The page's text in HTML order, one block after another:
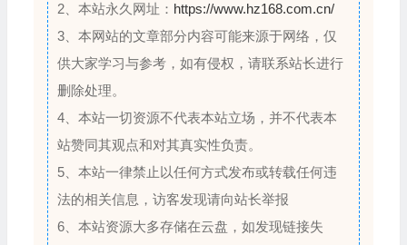
2、本站永久网址： https://www.hz168.com.cn/
3、本网站的文章部分内容可能来源于网络，仅
供大家学习与参考，如有侵权，请联系站长进行
删除处理。
4、本站一切资源不代表本站立场，并不代表本
站赞同其观点和对其真实性负责。
5、本站一律禁止以任何方式发布或转载任何违
法的相关信息，访客发现请向站长举报
6、本站资源大多存储在云盘，如发现链接失